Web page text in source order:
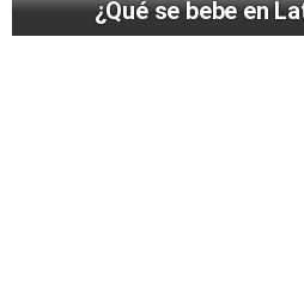
¿Qué se bebe en